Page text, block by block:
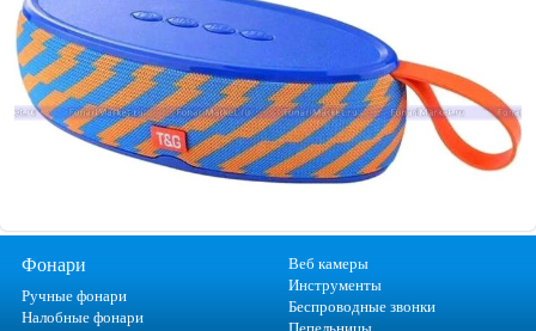
Фонари
Ручные фонари
Налобные фонари
Веб камеры
Инструменты
Беспроводные звонки